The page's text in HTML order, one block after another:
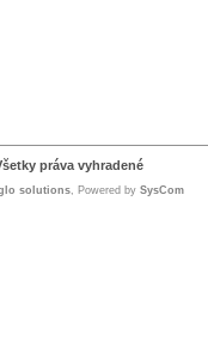
práva vyhradené
solutions, Powered by SysCom